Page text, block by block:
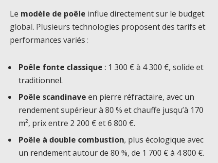
Le modèle de poêle influe directement sur le budget
global. Plusieurs technologies proposent des tarifs et
performances variés :
Poêle fonte classique : 1 300 € à 4 300 €, solide et
traditionnel.
Poêle scandinave en pierre réfractaire, avec un
rendement supérieur à 80 % et chauffe jusqu’à 170
m², prix entre 2 200 € et 6 800 €.
Poêle à double combustion, plus écologique avec
un rendement autour de 80 %, de 1 700 € à 4 800 €.